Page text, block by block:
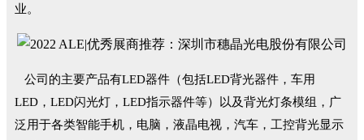
业。
公司的主要产品有LED器件（包括LED背光器件，车用
LED，LED闪光灯，LED指示器件等）以及背光灯条模组，广
泛用于各类智能手机，电脑，液晶电视，汽车，工控背光显示